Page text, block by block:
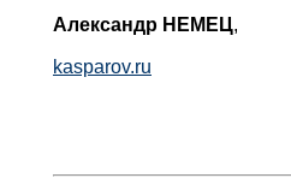
Александр НЕМЕЦ,
kasparov.ru